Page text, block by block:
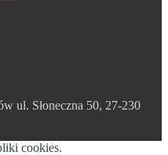
ul. Słoneczna 50, 27-230
cookies.